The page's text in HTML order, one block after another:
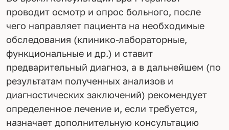
проводит осмотр и опрос больного, после
чего направляет пациента на необходимые
обследования (клинико-лабораторные,
функциональные и др.) и ставит
предварительный диагноз, а в дальнейшем (по
результатам полученных анализов и
диагностических заключений) рекомендует
определенное лечение и, если требуется,
назначает дополнительную консультацию